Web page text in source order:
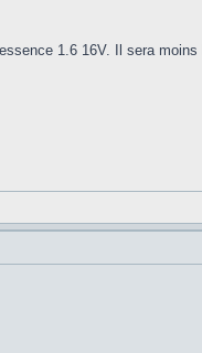
1.6 16V. Il sera